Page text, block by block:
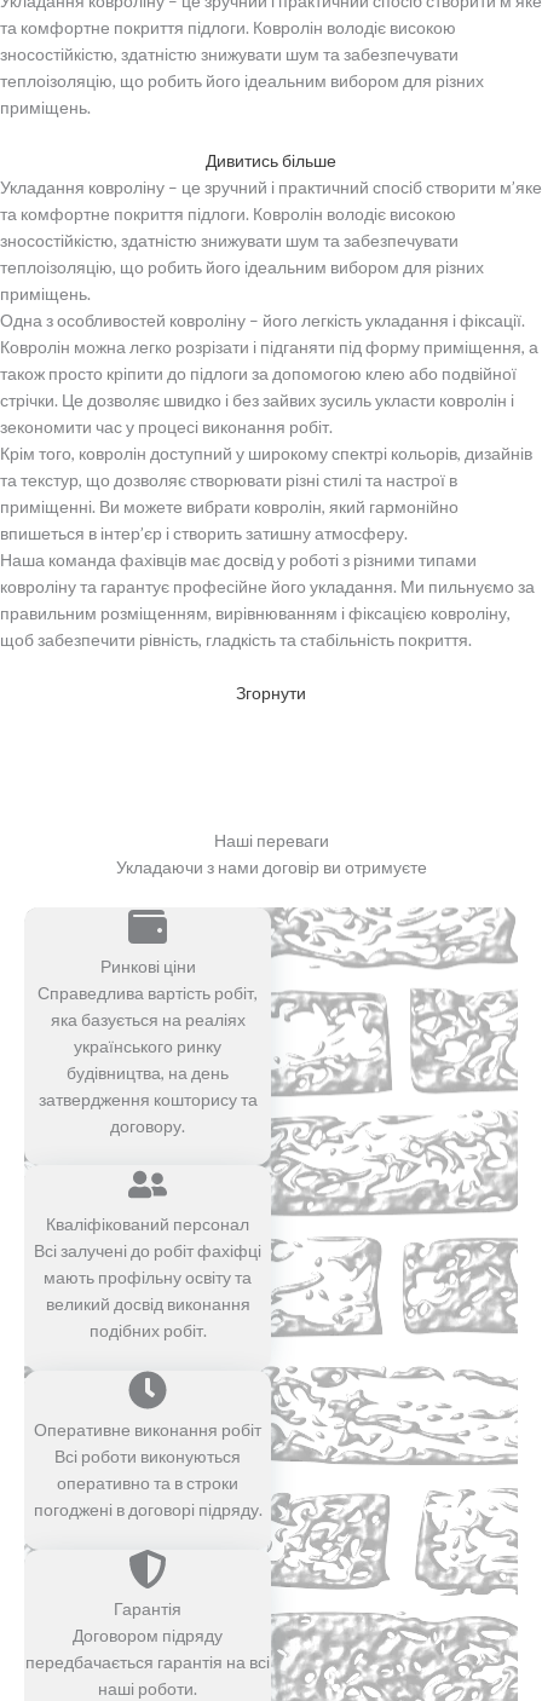
та комфортне покриття підлоги. Ковролін володіє високою
зносостійкістю, здатністю знижувати шум та забезпечувати
теплоізоляцію, що робить його ідеальним вибором для різних
приміщень.
Дивитись більше
Укладання ковроліну – це зручний і практичний спосіб створити м’яке
та комфортне покриття підлоги. Ковролін володіє високою
зносостійкістю, здатністю знижувати шум та забезпечувати
теплоізоляцію, що робить його ідеальним вибором для різних
приміщень.
Одна з особливостей ковроліну – його легкість укладання і фіксації.
Ковролін можна легко розрізати і підганяти під форму приміщення, а
також просто кріпити до підлоги за допомогою клею або подвійної
стрічки. Це дозволяє швидко і без зайвих зусиль укласти ковролін і
зекономити час у процесі виконання робіт.
Крім того, ковролін доступний у широкому спектрі кольорів, дизайнів
та текстур, що дозволяє створювати різні стилі та настрої в
приміщенні. Ви можете вибрати ковролін, який гармонійно
впишеться в інтер’єр і створить затишну атмосферу.
Наша команда фахівців має досвід у роботі з різними типами
ковроліну та гарантує професійне його укладання. Ми пильнуємо за
правильним розміщенням, вирівнюванням і фіксацією ковроліну,
щоб забезпечити рівність, гладкість та стабільність покриття.
Згорнути
Наші переваги
Укладаючи з нами договір ви отримуєте
Ринкові ціни
Справедлива вартість робіт,
яка базується на реаліях
українського ринку
будівництва, на день
затвердження кошторису та
договору.
Кваліфікований персонал
Всі залучені до робіт фахіфці
мають профільну освіту та
великий досвід виконання
подібних робіт.
Оперативне виконання робіт
Всі роботи виконуються
оперативно та в строки
погоджені в договорі підряду.
Гарантія
Договором підряду
передбачається гарантія на всі
наші роботи.